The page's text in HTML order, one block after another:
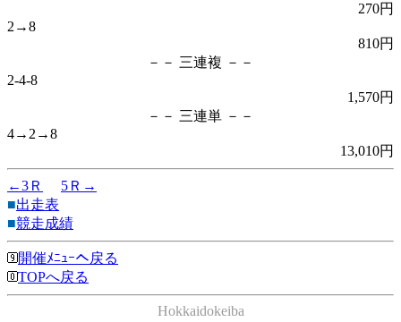
270円
2→8
810円
－－ 三連複 －－
2-4-8
1,570円
－－ 三連単 －－
4→2→8
13,010円
←3Ｒ
5Ｒ→
■出走表
■競走成績
開催ﾒﾆｭｰへ戻る
TOPへ戻る
Hokkaidokeiba